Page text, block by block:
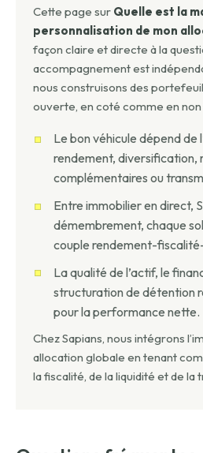
Cette page sur Quelle est la
personnalisation de mon
façon claire et directe à la
accompagnement est
nous construisons des
ouverte, en coté comme en
Le bon véhicule dépend de
rendement, diversification,
complémentaires ou
Entre immobilier en direct,
démembrement, chaque
couple rendement-
La qualité de l’actif, le
structuration de détention
pour la performance nette.
Chez Sapians, nous intégrons
allocation globale en tenant
la fiscalité, de la liquidité et de la